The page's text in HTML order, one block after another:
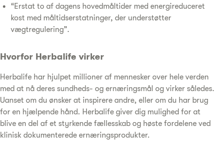
“Erstat to af dagens hovedmåltider med energireduceret
kost med måltidserstatninger, der understøtter
vægtregulering”.
Hvorfor Herbalife virker
Herbalife har hjulpet millioner af mennesker over hele verden
med at nå deres sundheds- og ernæringsmål og virker således.
Uanset om du ønsker at inspirere andre, eller om du har brug
for en hjælpende hånd. Herbalife giver dig mulighed for at
blive en del af et styrkende fællesskab og høste fordelene ved
klinisk dokumenterede ernæringsprodukter.